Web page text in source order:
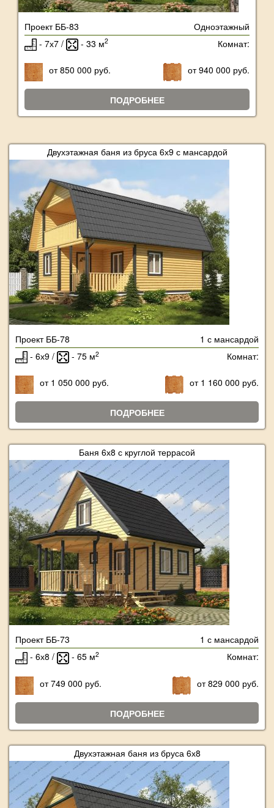
Проект ББ-83
Одноэтажный
- 7х7 /
- 33 м2 Комнат:
от 850 000 руб. от 940 000 руб.
ПОДРОБНЕЕ
Двухэтажная баня из бруса 6х9 с мансардой
Проект ББ-78
1 с мансардой
- 6х9 /
- 75 м2 Комнат:
от 1 050 000 руб. от 1 160 000 руб.
ПОДРОБНЕЕ
Баня 6х8 с круглой террасой
Проект ББ-73
1 с мансардой
- 6х8 /
- 65 м2 Комнат:
от 749 000 руб. от 829 000 руб.
ПОДРОБНЕЕ
Двухэтажная баня из бруса 6х8